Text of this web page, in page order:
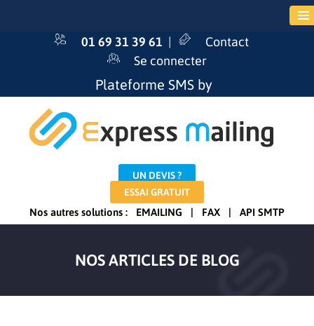
01 69 31 39 61 |
Contact
Se connecter
Plateforme SMS by
UN DEVIS ?
ESSAI GRATUIT
Nos autres solutions : EMAILING | FAX | API SMTP
NOS ARTICLES DE BLOG